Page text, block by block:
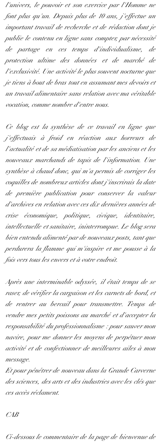
l'univers, le pouvoir et son exercice par l'Homme ne
font plus qu'un. Depuis plus de 10 ans, j'effectue un
important travail de recherche et de rédaction dont je
publie le contenu en ligne sans compter, par nécessité
de partage en ces temps d'individualisme, de
protection ultime des données et de marché de
l'exclusivité. Une activité le plus souvent nocturne que
je tiens à bout de bras tout en assumant mes devoirs et
un travail alimentaire sans relation avec ma véritable
vocation, comme nombre d'entre nous.
Ce blog est la synthèse de ce travail en ligne que
j'effectuais à froid en réaction aux horreurs de
l'actualité et de sa médiatisation par les anciens et les
nouveaux marchands de tapis de l'information. Une
synthèse à chaud donc, qui m'a permis de corriger les
coquilles de nombreux articles dont j'inscrirais la date
de première publication pour conserver la valeur
d'archives en relation avec ces dix dernières années de
crise économique, politique, civique, identitaire,
intellectuelle et sanitaire, ininterrompue. Le blog sera
bien entendu alimenté par de nouveaux posts, tant que
perdurera la flamme qui m'inspire et me pousse à la
fois vers tous les envers et à votre endroit.
Après une interminable odyssée, il était temps de se
raser, de vérifier la cargaison et les carnets de bord, et
de rentrer au bercail pour transmettre. Temps de
vendre mes petits poissons au marché et d'accepter la
responsabilité du professionnalisme : pour sauver mon
navire, pour me donner les moyens de perpétuer mon
activité et de confectionner de meilleures ailes à mon
message.
Et pour pénétrer de nouveau dans la Grande Carverne
des sciences, des arts et des industries avec les clés que
ces accès réclament.
CAB
Ci-dessous le commentaire de la page de bienvenue de